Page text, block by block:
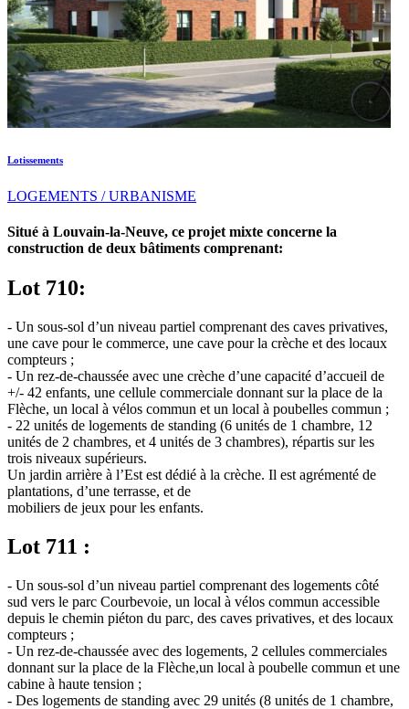
Lotissements
LOGEMENTS / URBANISME
Situé à Louvain-la-Neuve, ce projet mixte concerne la
construction de deux bâtiments comprenant:
Lot 710:
- Un sous-sol d’un niveau partiel comprenant des caves privatives,
une cave pour le commerce, une cave pour la crèche et des locaux
compteurs ;
- Un rez-de-chaussée avec une crèche d’une capacité d’accueil de
+/- 42 enfants, une cellule commerciale donnant sur la place de la
Flèche, un local à vélos commun et un local à poubelles commun ;
- 22 unités de logements de standing (6 unités de 1 chambre, 12
unités de 2 chambres, et 4 unités de 3 chambres), répartis sur les
trois niveaux supérieurs.
Un jardin arrière à l’Est est dédié à la crèche. Il est agrémenté de
plantations, d’une terrasse, et de
mobiliers de jeux pour les enfants.
Lot 711 :
- Un sous-sol d’un niveau partiel comprenant des logements côté
sud vers le parc Courbevoie, un local à vélos commun accessible
depuis le chemin piéton du parc, des caves privatives, et des locaux
compteurs ;
- Un rez-de-chaussée avec des logements, 2 cellules commerciales
donnant sur la place de la Flèche,un local à poubelle commun et une
cabine à haute tension ;
- Des logements de standing avec 29 unités (8 unités de 1 chambre,